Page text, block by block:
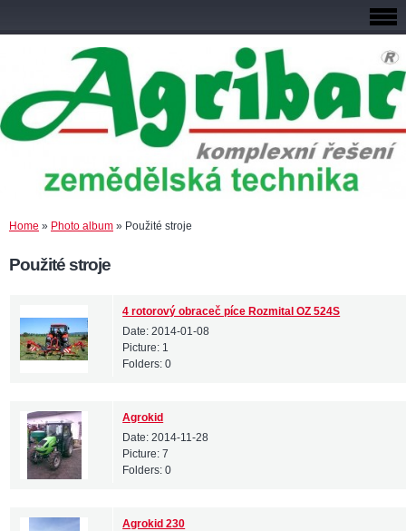
Home » Photo album » Použité stroje
Použité stroje
4 rotorový obraceč píce Rozmital OZ 524S
Date:2014-01-08
Picture: 1
Folders:0
Agrokid
Date:2014-11-28
Picture:7
Folders:0
Agrokid 230